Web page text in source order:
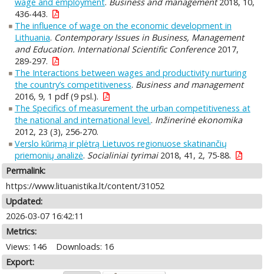
436-443.
The influence of wage on the economic development in
Lithuania. Contemporary Issues in Business, Management
and Education. International Scientific Conference2017,
289-297.
The Interactions between wages and productivity nurturing
the country’s competitiveness. Business and management
2016, 9, 1 pdf (9 psl.).
The Specifics of measurement the urban competitiveness at
the national and international level.. Inžinerinė ekonomika
2012, 23 (3), 256-270.
Verslo kūrimą ir plėtrą Lietuvos regionuose skatinančių
priemonių analizė. Socialiniai tyrimai2018, 41, 2, 75-88.
Permalink:
https://www.lituanistika.lt/content/31052
Updated:
2026-03-07 16:42:11
Metrics:
Views: 146
Downloads: 16
Export: